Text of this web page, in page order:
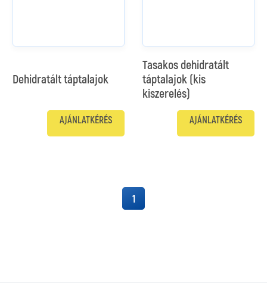
Dehidratált táptalajok
AJÁNLATKÉRÉS
Tasakos dehidratált
táptalajok (kis
kiszerelés)
AJÁNLATKÉRÉS
1